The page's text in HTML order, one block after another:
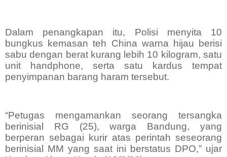
Dalam penangkapan itu, Polisi menyita 10
bungkus kemasan teh China warna hijau berisi
sabu dengan berat kurang lebih 10 kilogram, satu
unit handphone, serta satu kardus tempat
penyimpanan barang haram tersebut.
“Petugas mengamankan seorang tersangka
berinisial RG (25), warga Bandung, yang
berperan sebagai kurir atas perintah seseorang
berinisial MM yang saat ini berstatus DPO,” ujar